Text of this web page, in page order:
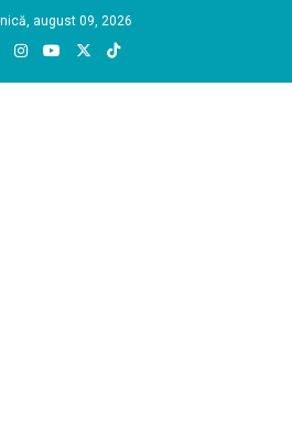
august 09, 2026